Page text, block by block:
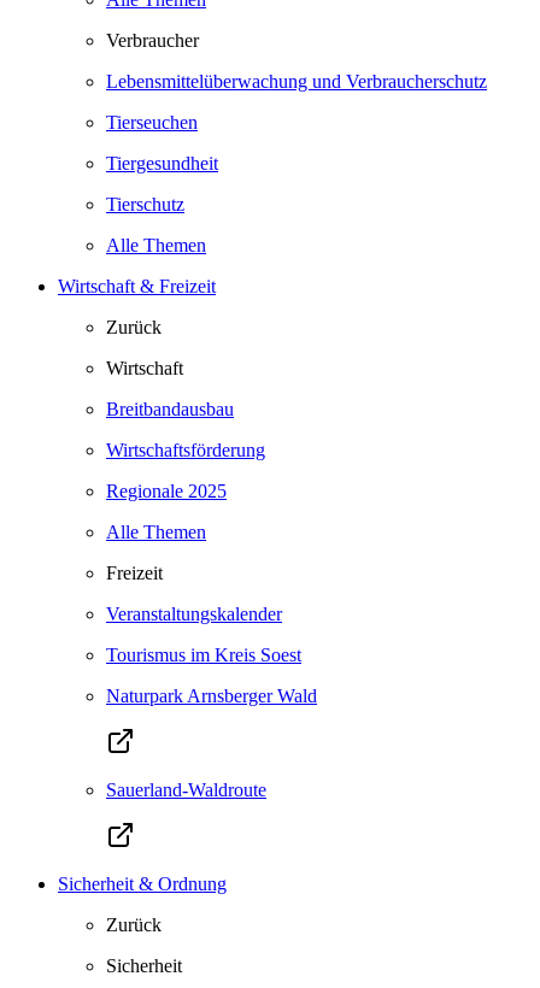
Verbraucher
Lebensmittelüberwachung und Verbraucherschutz
Tierseuchen
Tiergesundheit
Tierschutz
Alle Themen
Wirtschaft & Freizeit
Zurück
Wirtschaft
Breitbandausbau
Wirtschaftsförderung
Regionale 2025
Alle Themen
Freizeit
Veranstaltungskalender
Tourismus im Kreis Soest
Naturpark Arnsberger Wald
Sauerland-Waldroute
Sicherheit & Ordnung
Zurück
Sicherheit